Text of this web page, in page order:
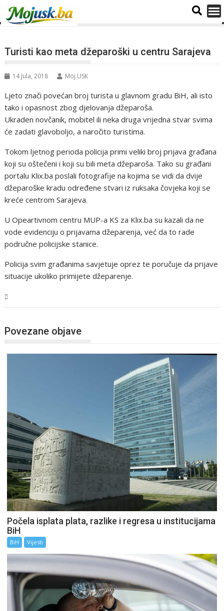
Turisti kao meta džeparoški u centru Sarajeva
14 Jula, 2018 Moj USK
Ljeto znači povećan broj turista u glavnom gradu BiH, ali isto
tako i opasnost zbog djelovanja džeparoša.
Ukraden novčanik, mobitel ili neka druga vrijedna stvar svima
će zadati glavoboljo, a naročito turistima.
Tokom ljetnog perioda policija primi veliki broj prijava građana
koji su oštečeni i koji su bili meta džeparoša. Tako su građani
portalu Klix.ba poslali fotografije na kojima se vidi da dvije
džeparoške kradu određene stvari iz ruksaka čovjeka koji se
kreće centrom Sarajeva.
U Opeartivnom centru MUP-a KS za Klix.ba su kazali da ne
vode evidenciju o prijavama džeparenja, već da to rade
područne policijske stanice.
Policija svim građanima savjetuje oprez te poručuje da prijave
situacije ukoliko primijete džeparenje.
Povezane objave
Počela isplata plata, razlike i regresa u institucijama
BiH
BiH Vijesti